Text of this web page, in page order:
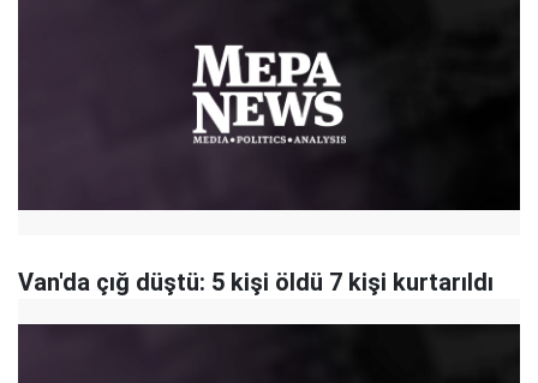
Van'da çığ düştü: 5 kişi öldü 7 kişi kurtarıldı